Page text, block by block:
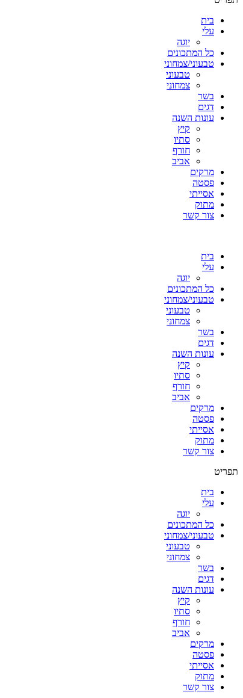
בית
עלי
יוגה
כל המתכונים
טבעוני/צמחוני
טבעוני
צמחוני
בשר
דגים
עונות השנה
קיץ
סתיו
חורף
אביב
מרקים
פסטה
אסייתי
מתוק
צור קשר
בית
עלי
יוגה
כל המתכונים
טבעוני/צמחוני
טבעוני
צמחוני
בשר
דגים
עונות השנה
קיץ
סתיו
חורף
אביב
מרקים
פסטה
אסייתי
מתוק
צור קשר
תפריט
בית
עלי
יוגה
כל המתכונים
טבעוני/צמחוני
טבעוני
צמחוני
בשר
דגים
עונות השנה
קיץ
סתיו
חורף
אביב
מרקים
פסטה
אסייתי
מתוק
צור קשר